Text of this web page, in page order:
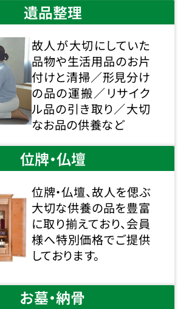
遺品整理
故人が大切にしていた
品物や生活用品のお片
付けと清掃／形見分け
の品の運搬／リサイク
ル品の引き取り／大切
なお品の供養など
位牌・仏壇
位牌・仏壇、故人を偲ぶ
大切な供養の品を豊富
に取り揃えており、会員
様へ特別価格でご提供
しております。
お墓・納骨